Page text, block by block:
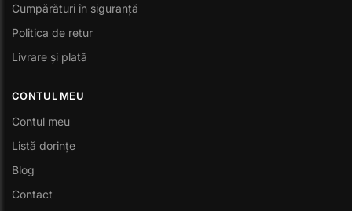
Cumpărături în siguranță
Politica de retur
Livrare și plată
CONTUL MEU
Contul meu
Listă dorințe
Blog
Contact